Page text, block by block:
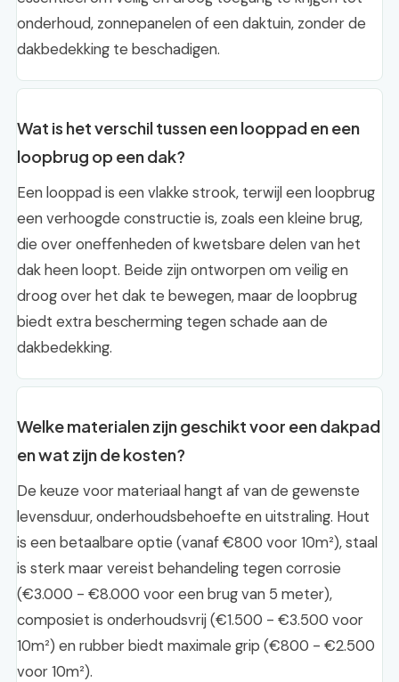
onderhoud, zonnepanelen of een daktuin, zonder de
dakbedekking te beschadigen.
Wat is het verschil tussen een looppad en een
loopbrug op een dak?
Een looppad is een vlakke strook, terwijl een loopbrug
een verhoogde constructie is, zoals een kleine brug,
die over oneffenheden of kwetsbare delen van het
dak heen loopt. Beide zijn ontworpen om veilig en
droog over het dak te bewegen, maar de loopbrug
biedt extra bescherming tegen schade aan de
dakbedekking.
Welke materialen zijn geschikt voor een dakpad
en wat zijn de kosten?
De keuze voor materiaal hangt af van de gewenste
levensduur, onderhoudsbehoefte en uitstraling. Hout
is een betaalbare optie (vanaf €800 voor 10m²), staal
is sterk maar vereist behandeling tegen corrosie
(€3.000 - €8.000 voor een brug van 5 meter),
composiet is onderhoudsvrij (€1.500 - €3.500 voor
10m²) en rubber biedt maximale grip (€800 - €2.500
voor 10m²).